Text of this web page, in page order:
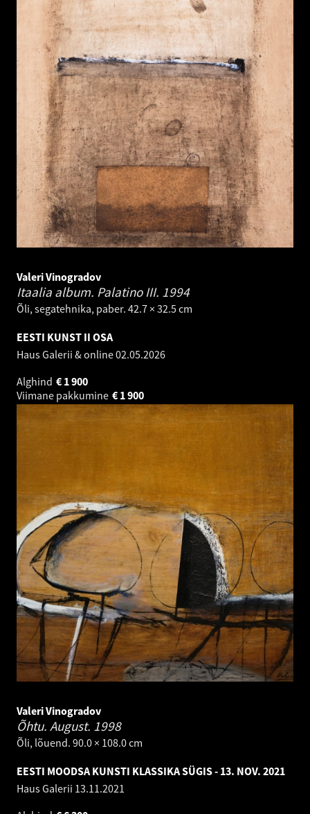
Valeri Vinogradov
Itaalia album. Palatino III. 1994
Õli, segatehnika, paber. 42.7 × 32.5 cm
EESTI KUNST II OSA
Haus Galerii & online02.05.2026
Alghind
1 900
€
Viimane pakkumine
1 900
€
Valeri Vinogradov
Õhtu. August. 1998
Õli, lõuend. 90.0 × 108.0 cm
EESTI MOODSA KUNSTI KLASSIKA SÜGIS - 13. NOV. 2021
Haus Galerii 13.11.2021